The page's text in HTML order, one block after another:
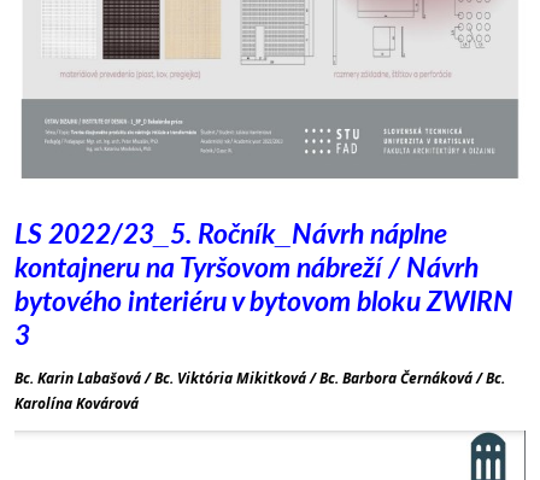
LS 2022/23_5. Ročník_ Návrh náplne
kontajneru na Tyršovom nábreží/ Návrh
bytového interiéru v bytovom bloku ZWIRN
3
Bc. Karin Labašová / Bc. Viktória Mikitková / Bc. Barbora Černáková /Bc.
Karolína Kovárová